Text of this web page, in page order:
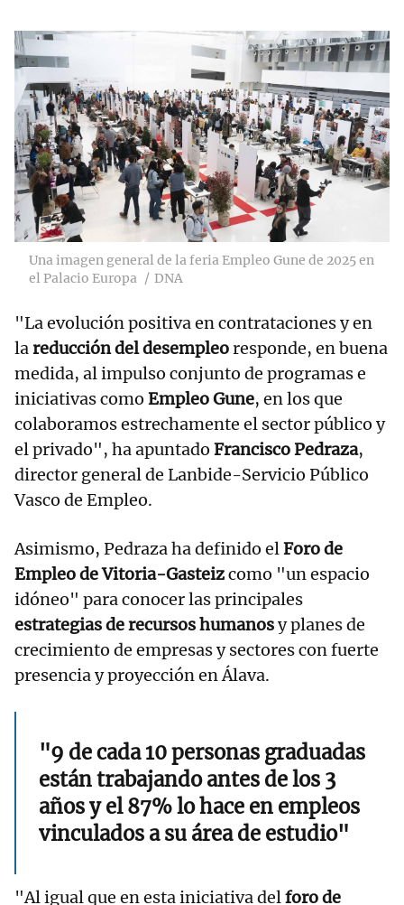
Una imagen general de la feria Empleo Gune de 2025 en
el Palacio Europa
DNA
"La evolución positiva en contrataciones y en
lareducción del desempleoresponde, en buena
medida, al impulso conjunto de programas e
iniciativas como Empleo Gune, en los que
colaboramos estrechamente el sector público y
el privado", ha apuntado Francisco Pedraza,
director general de Lanbide-Servicio Público
Vasco de Empleo.
Asimismo, Pedraza ha definido elForo de
Empleo de Vitoria-Gasteizcomo "un espacio
idóneo" para conocer las principales
estrategias de recursos humanosy planes de
crecimiento de empresas y sectores con fuerte
presencia y proyección en Álava.
"9 de cada 10 personas graduadas
están trabajando antes de los 3
años y el 87% lo hace en empleos
vinculados a su área de estudio"
"Al igual que en esta iniciativa delforo de